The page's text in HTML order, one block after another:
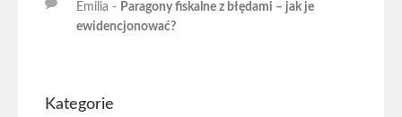
Emilia - Paragony fiskalne z błędami – jak je
ewidencjonować?
Kategorie